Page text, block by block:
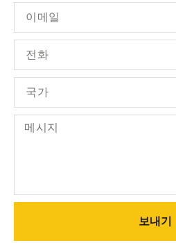
보내기